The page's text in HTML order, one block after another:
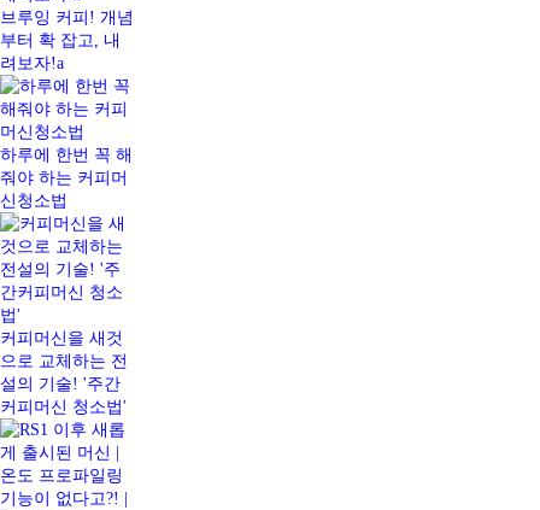
브루잉 커피! 개념
부터 확 잡고, 내
려보자!a
하루에 한번 꼭 해
줘야 하는 커피머
신청소법
커피머신을 새것
으로 교체하는 전
설의 기술! '주간
커피머신 청소법'